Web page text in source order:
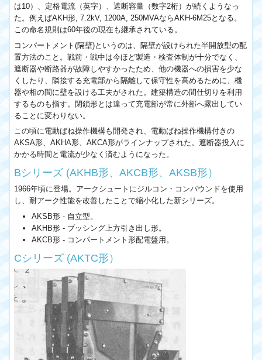
は10）、定格電流（英字）、遮断容量（数字2桁）が続くようなっ
た。例えばAKH形, 7.2kV, 1200A, 250MVAならAKH-6M25となる。
この命名規則は60年後の現在も継承されている。
コンパートメント(隔壁)というのは、隔壁が設けられた半開放型の配
置方法のこと。戦前・戦中は今ほど製造・検査体制が十分でなく、
遮断器や断路器が故障しやすかったため、他の機器への損害を少な
くしたり、隣接する充電部から隔離して保守性を高めるために、機
器や相の間に壁を設ける工夫がされた。建築構造の間仕切りを利用
するものも指す。閉鎖形とは違って充電部が常に外部へ露出してい
ることに変わりない。
この頃に電動ばね操作機構も開発され、電動ばね操作機構付きの
AKSA形、AKHA形、AKCA形がラインナップされた。遮断器投入に
かかる時間と電流が少なく済むようになった。
Bシリーズ (AKHB形、AKCB形、AKSB形）
1966年頃に登場。アークシュートにジルコン・コンパウンドを使用
し、耐アーク性能を改善したことで縮小化した新シリーズ。
AKSB形 - 自立型。
AKHB形 - ブッシング上方引き出し形。
AKCB形 - コンパートメント形配電盤用。
Cシリーズ (AKTC形）